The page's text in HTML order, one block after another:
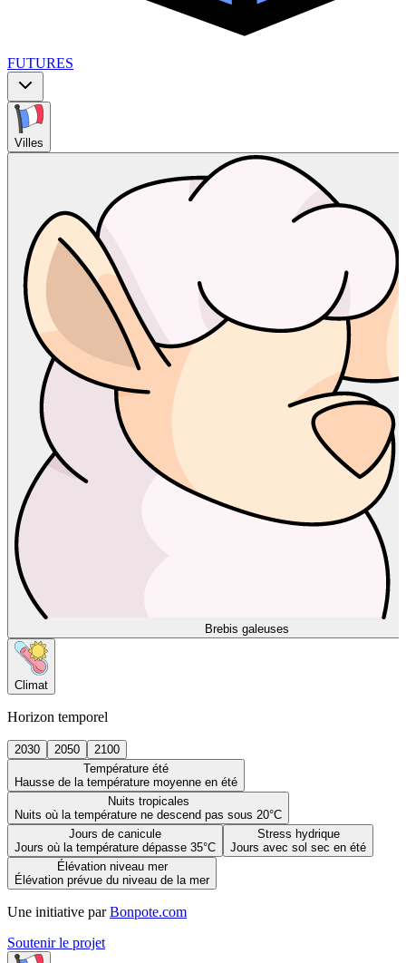
FUTURES
Villes
Brebis galeuses
Climat
Horizon temporel
2030 2050
2100
Température été
Hausse de la température moyenne en été
Nuits tropicales
Nuits où la température ne descend pas sous 20°C
Jours de canicule
Jours où la température dépasse 35°C
Stress hydrique
Jours avec sol sec en été
Élévation niveau mer
Élévation prévue du niveau de la mer
Une initiative par Bonpote.com
Soutenir le projet